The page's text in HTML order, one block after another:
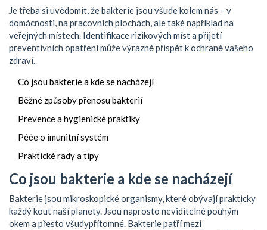
Je třeba si uvědomit, že bakterie jsou všude kolem nás – v
domácnosti, na pracovních plochách, ale také například na
veřejných místech. Identifikace rizikových míst a přijetí
preventivních opatření může výrazně přispět k ochraně vašeho
zdraví.
Co jsou bakterie a kde se nacházejí
Běžné způsoby přenosu bakterií
Prevence a hygienické praktiky
Péče o imunitní systém
Praktické rady a tipy
Co jsou bakterie a kde se nacházejí
Bakterie jsou mikroskopické organismy, které obývají prakticky
každý kout naší planety. Jsou naprosto neviditelné pouhým
okem a přesto všudypřítomné. Bakterie patří mezi